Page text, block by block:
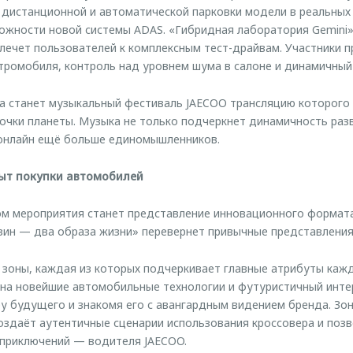
и автоматической парковки модели в
новой системы ADAS. «Гибридная лаборатория
пользователей к комплексным тест-драйвам. Участники
контроль над уровнем шума в салоне и динамичный
музыкальный фестиваль JAECOO трансляцию
планеты. Музыка не только подчеркнет динамичность
ещё больше единомышленников.
покупки автомобилей
мероприятия станет представление инновационного
— два образа жизни» перевернет привычные
каждая из которых подчеркивает главные атрибуты
новейшие автомобильные технологии и футуристичный
будущего и знакомя его с авангардным видением бренда.
аутентичные сценарии использования кроссовера и
— водителя JAECOO.